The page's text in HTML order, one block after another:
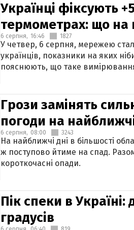
Українці фіксують
термометрах: що на
6 серпня, 16:46 1827
У четвер, 6 серпня, мережею
українців, показники на яких
пояснюють, що таке
Грози замінять
погоди на
6 серпня, 08:00 3243
На найближчі дні в більшості
ж поступово йтиме на спад.
короткочасні опади.
Пік спеки в Україні:
градусів